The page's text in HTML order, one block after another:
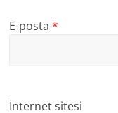
E-posta*
İnternet sitesi